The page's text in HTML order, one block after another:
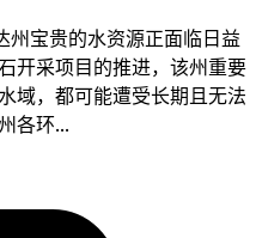
宝贵的水资源正面临日益
开采项目的推进，该州重要
域，都可能遭受长期且无法
各环...